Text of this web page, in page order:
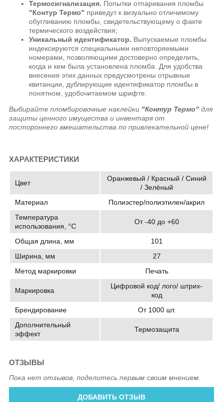
Термосигнализация. Попытки отпаривания пломбы
"Контур Термо" приведут к визуально отличимому
обугливанию пломбы, свидетельствующему о факте
термического воздействия;
Уникальный идентификатор. Выпускаемые пломбы
индексируются специальными неповторяемыми
номерами, позволяющими достоверно определить,
когда и кем была установлена пломба. Для удобства
внесения этих данных предусмотрены отрывные
квитанции, дублирующие идентификатор пломбы в
понятном, удобочитаемом шрифте.
Выбирайте пломбировочные наклейки "Контур Термо"для
защиты ценного имущества и инвентаря от
постороннего вмешательства по привлекательной цене!
ХАРАКТЕРИСТИКИ
Цвет
Оранжевый / Красный / Синий
/ Зелёный
Материал
Полиэстер/полиэтилен/акрил
Температура
использования, °C
От -40 до +60
Общая длина, мм
101
Ширина, мм
27
Метод маркировки
Печать
Маркировка
Цифровой код/ лого/ штрих-
код
Брендирование
От 1000 шт.
Дополнительный
эффект
Термозащита
ОТЗЫВЫ
Пока нет отзывов, поделитесь первым своим мнением.
ДОБАВИТЬ ОТЗЫВ